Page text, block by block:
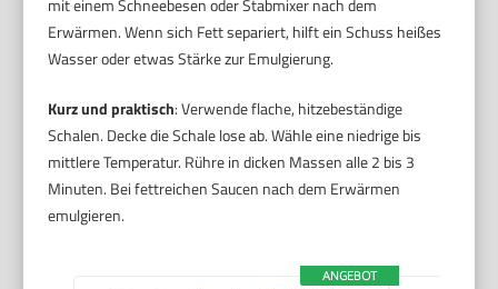
mit einem Schneebesen oder Stabmixer nach dem
Erwärmen. Wenn sich Fett separiert, hilft ein Schuss heißes
Wasser oder etwas Stärke zur Emulgierung.
Kurz und praktisch: Verwende flache, hitzebeständige
Schalen. Decke die Schale lose ab. Wähle eine niedrige bis
mittlere Temperatur. Rühre in dicken Massen alle 2 bis 3
Minuten. Bei fettreichen Saucen nach dem Erwärmen
emulgieren.
ANGEBOT